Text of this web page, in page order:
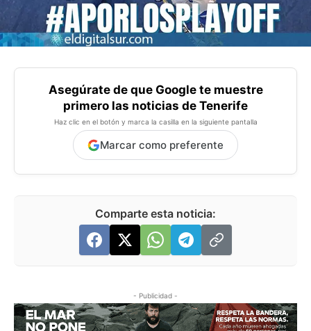
Asegúrate de que Google te muestre
primero las noticias de Tenerife
Haz clic en el botón y marca la casilla en la siguiente pantalla
Marcar como preferente
Comparte esta noticia:
- Publicidad -